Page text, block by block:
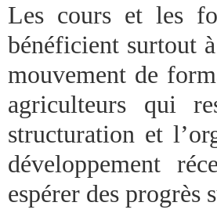
Les cours et les
bénéficient surtout
mouvement de
agriculteurs qui
structuration et
développement
espérer des progrès